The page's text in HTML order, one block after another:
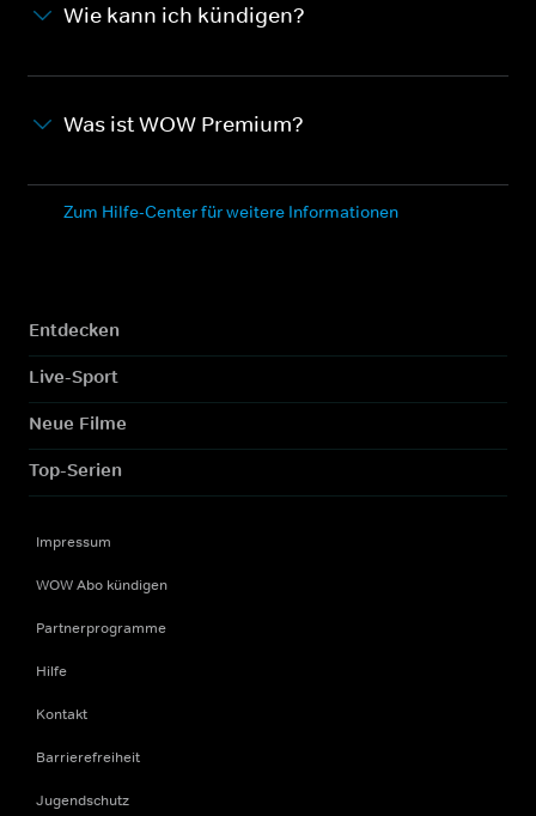
Wie kann ich kündigen?
Was ist WOW Premium?
Zum Hilfe-Center für weitere Informationen
Entdecken
Live-Sport
Neue Filme
Top-Serien
Impressum
WOW Abo kündigen
Partnerprogramme
Hilfe
Kontakt
Barrierefreiheit
Jugendschutz